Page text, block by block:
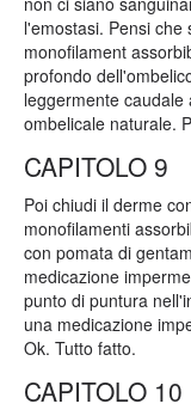
l'emostasi. Pensi
monofilament
profondo
leggermente
ombelicale naturale.
CAPITOLO 9
Poi chiudi il derme
monofilamenti
con pomata di
medicazione
punto di puntura
una medicazione
Ok. Tutto fatto.
CAPITOLO 10